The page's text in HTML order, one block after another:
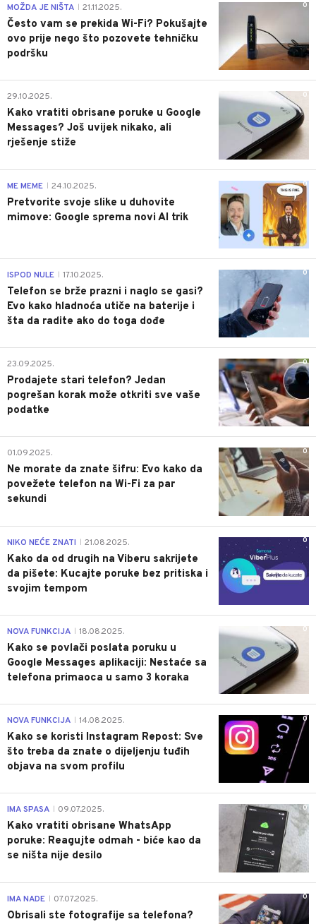
0
MOŽDA JE NIŠTA 21.11.2025.
Često vam se prekida Wi-Fi? Pokušajte
ovo prije nego što pozovete tehničku
podršku
0
29.10.2025.
Kako vratiti obrisane poruke u Google
Messages? Još uvijek nikako, ali
rješenje stiže
0
ME MEME 24.10.2025.
Pretvorite svoje slike u duhovite
mimove: Google sprema novi AI trik
0
ISPOD NULE 17.10.2025.
Telefon se brže prazni i naglo se gasi?
Evo kako hladnoća utiče na baterije i
šta da radite ako do toga dođe
0
23.09.2025.
Prodajete stari telefon? Jedan
pogrešan korak može otkriti sve vaše
podatke
0
01.09.2025.
Ne morate da znate šifru: Evo kako da
povežete telefon na Wi-Fi za par
sekundi
0
NIKO NEĆE ZNATI 21.08.2025.
Kako da od drugih na Viberu sakrijete
da pišete: Kucajte poruke bez pritiska i
svojim tempom
0
NOVA FUNKCIJA 18.08.2025.
Kako se povlači poslata poruku u
Google Messages aplikaciji: Nestaće sa
telefona primaoca u samo 3 koraka
0
NOVA FUNKCIJA 14.08.2025.
Kako se koristi Instagram Repost: Sve
što treba da znate o dijeljenju tuđih
objava na svom profilu
0
IMA SPASA 09.07.2025.
Kako vratiti obrisane WhatsApp
poruke: Reagujte odmah - biće kao da
se ništa nije desilo
0
IMA NADE 07.07.2025.
Obrisali ste fotografije sa telefona?